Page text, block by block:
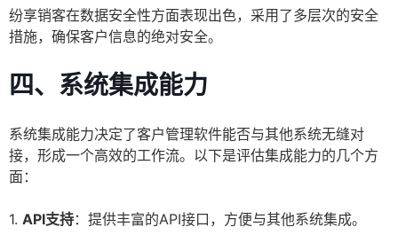
纷享销客在数据安全性方面表现出色，采用了多层次的安全
措施，确保客户信息的绝对安全。
四、系统集成能力
系统集成能力决定了客户管理软件能否与其他系统无缝对
接，形成一个高效的工作流。以下是评估集成能力的几个方
面：
1. API支持：提供丰富的API接口，方便与其他系统集成。